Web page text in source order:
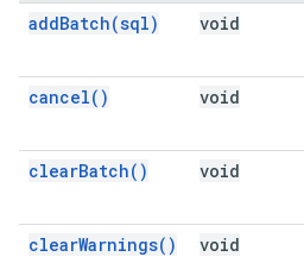
addBatch(sql) void
cancel( ) void
clearBatch( ) void
clearWarnings( ) void